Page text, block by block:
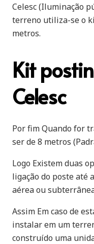
Celesc (Iluminação
terreno utiliza-se o
metros.
Kit
Celesc
Por fim Quando for
ser de 8 metros
Logo Existem duas
ligação do poste até
aérea ou
Assim Em caso de
instalar em um
construído uma